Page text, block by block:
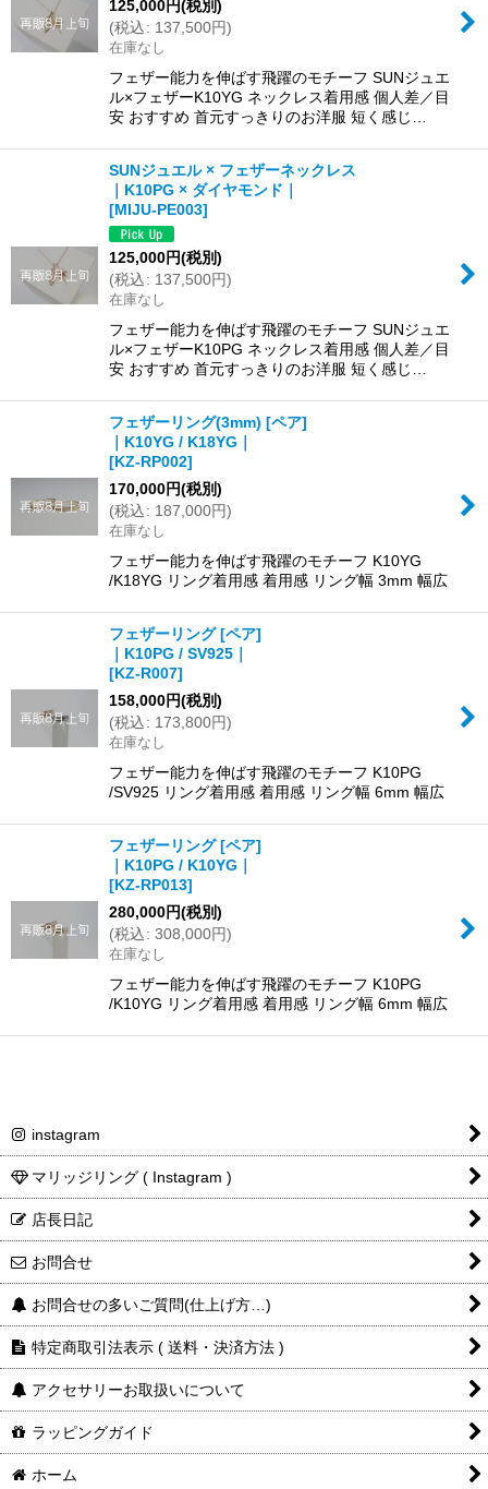
125,000円(税別)
(税込: 137,500円)
在庫なし
フェザー能力を伸ばす飛躍のモチーフ SUNジュエ
ル×フェザーK10YG ネックレス着用感 個人差／目
安 おすすめ 首元すっきりのお洋服 短く感じ…
SUNジュエル × フェザーネックレス
｜K10PG × ダイヤモンド｜
[MIJU-PE003]
125,000円(税別)
(税込: 137,500円)
在庫なし
フェザー能力を伸ばす飛躍のモチーフ SUNジュエ
ル×フェザーK10PG ネックレス着用感 個人差／目
安 おすすめ 首元すっきりのお洋服 短く感じ…
フェザーリング(3mm) [ペア]
｜K10YG / K18YG｜
[KZ-RP002]
170,000円(税別)
(税込: 187,000円)
在庫なし
フェザー能力を伸ばす飛躍のモチーフ K10YG
/K18YG リング着用感 着用感 リング幅 3mm 幅広
フェザーリング [ペア]
｜K10PG / SV925｜
[KZ-R007]
158,000円(税別)
(税込: 173,800円)
在庫なし
フェザー能力を伸ばす飛躍のモチーフ K10PG
/SV925 リング着用感 着用感 リング幅 6mm 幅広
フェザーリング [ペア]
｜K10PG / K10YG｜
[KZ-RP013]
280,000円(税別)
(税込: 308,000円)
在庫なし
フェザー能力を伸ばす飛躍のモチーフ K10PG
/K10YG リング着用感 着用感 リング幅 6mm 幅広
instagram
マリッジリング ( Instagram )
店長日記
お問合せ
お問合せの多いご質問(仕上げ方…)
特定商取引法表示 ( 送料・決済方法 )
アクセサリーお取扱いについて
ラッピングガイド
ホーム